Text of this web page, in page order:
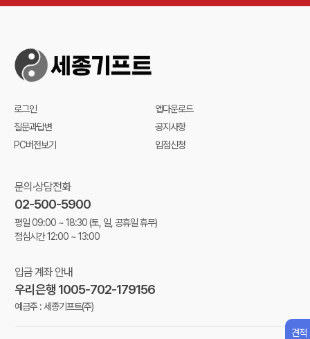
로그인
앱다운로드
질문과답변
공지사항
PC버전보기
입점신청
문의·상담전화
02-500-5900
평일 09:00 ~ 18:30(토, 일, 공휴일 휴무)
점심시간 12:00 ~ 13:00
입금 계좌 안내
우리은행 1005-702-179156
예금주 : 세종기프트(주)
견적